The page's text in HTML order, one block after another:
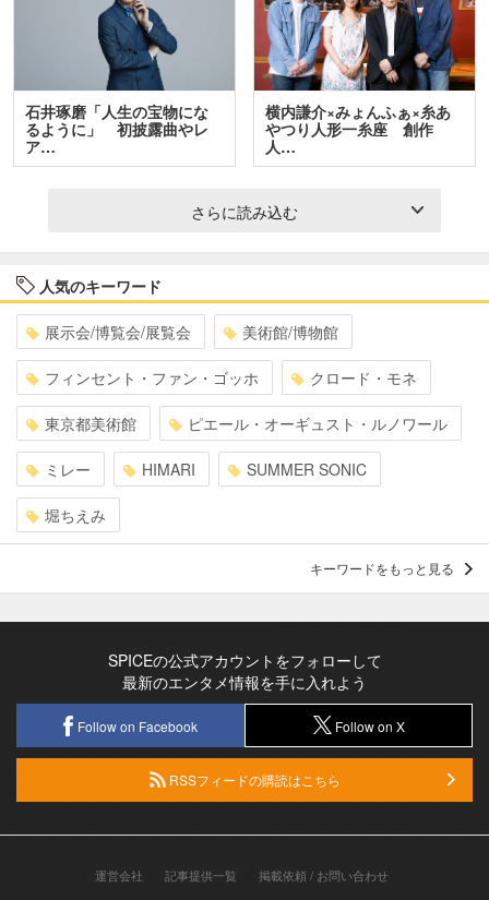
石井琢磨「人生の宝物にな
るように」 初披露曲やレ
ア…
横内謙介×みょんふぁ×糸あ
やつり人形一糸座 創作
人…
さらに読み込む
人気のキーワード
展示会/博覧会/展覧会 美術館/博物館
フィンセント・ファン・ゴッホ クロード・モネ
東京都美術館 ピエール・オーギュスト・ルノワール
ミレー HIMARI SUMMER SONIC
堀ちえみ
キーワードをもっと見る
SPICEの公式アカウントをフォローして
最新のエンタメ情報を手に入れよう
Follow on Facebook Follow on X
RSSフィードの購読はこちら
運営会社 記事提供一覧
掲載依頼 / お問い合わせ